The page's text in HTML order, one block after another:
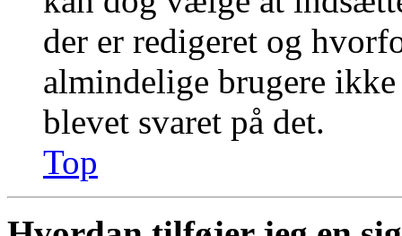
der er redigeret og
almindelige brugere
blevet svaret på det.
Top